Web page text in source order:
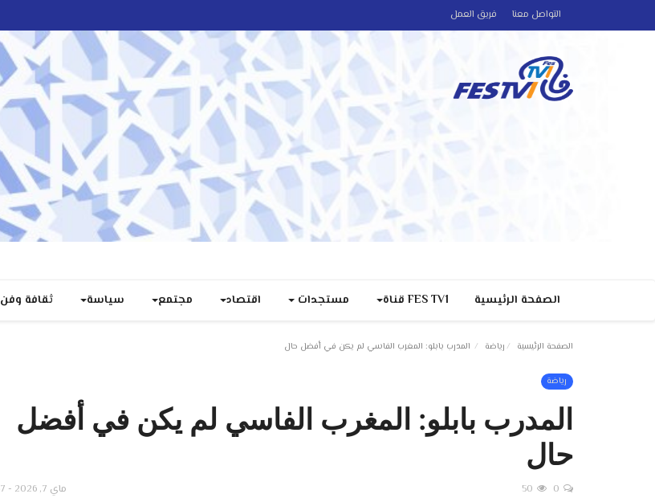
التواصل معنا فريق العمل
الصفحة الرئيسية FES TV1 قناة مستجدات اقتصاد مجتمع سياسة ثقافة وفن
الصفحة الرئيسية رياضة المدرب بابلو: المغرب الفاسي لم يكن في أفضل حال
رياضة
المدرب بابلو: المغرب الفاسي لم يكن في أفضل
حال
ماي 7, 2026 - 01:37 0
50